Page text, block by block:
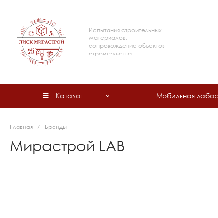
Испытания строительных
материалов,
сопровождение объектов
строительства
Каталог Мобильная
Главная / Бренды
Мирастрой LAB